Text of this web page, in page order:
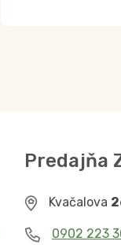
Predajňa
Kvačalova
0902 223